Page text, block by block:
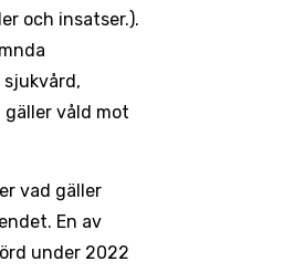
och insatser.).
gäller våld mot
vad gäller
En av
under 2022